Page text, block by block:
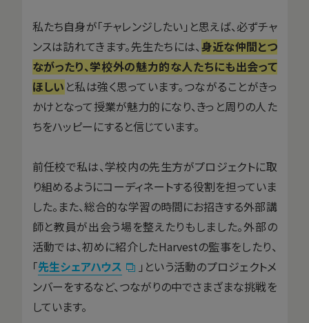
私たち自身が「チャレンジしたい」と思えば、必ずチャ
ンスは訪れてきます。先生たちには、 身近な仲間とつ
ながったり、学校外の魅力的な人たちにも出会って
ほしい と私は強く思っています。つながることがきっ
かけとなって授業が魅力的になり、きっと周りの人た
ちをハッピーにすると信じています。
前任校で私は、学校内の先生方がプロジェクトに取
り組めるようにコーディネートする役割を担っていま
した。また、総合的な学習の時間にお招きする外部講
師と教員が出会う場を整えたりもしました。外部の
活動では、初めに紹介したHarvestの監事をしたり、
「先生シェアハウス
」という活動のプロジェクトメ
ンバーをするなど、つながりの中でさまざまな挑戦を
しています。